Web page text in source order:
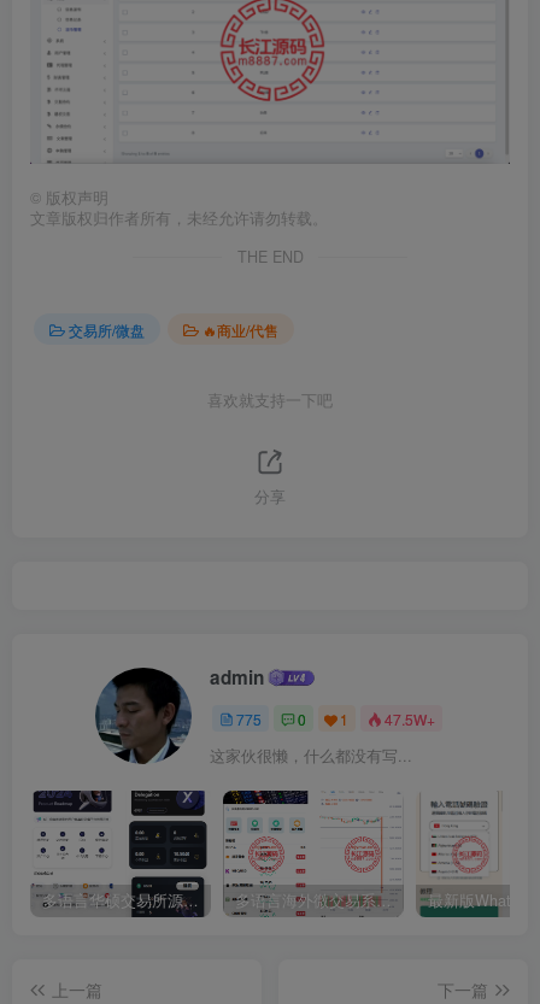
© 版权声明
文章版权归作者所有，未经允许请勿转载。
THE END
交易所/微盘 🔥商业/代售
喜欢就支持一下吧
分享
admin
775 0 1 47.5W+
这家伙很懒，什么都没有写...
多语言华硕交易所源码/手机端uniapp电脑端vue.支持秒合约/币币/国际黄金/U本位合约/DeFi挖矿 多语言海外微交易系统源码/虚拟币黄金期货外汇微盘
上一篇
下一篇